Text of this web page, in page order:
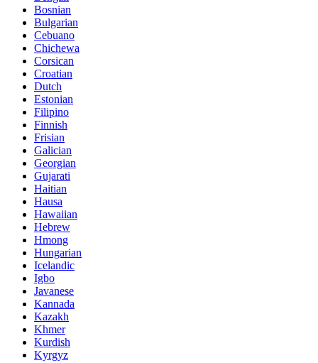
Bosnian
Bulgarian
Cebuano
Chichewa
Corsican
Croatian
Dutch
Estonian
Filipino
Finnish
Frisian
Galician
Georgian
Gujarati
Haitian
Hausa
Hawaiian
Hebrew
Hmong
Hungarian
Icelandic
Igbo
Javanese
Kannada
Kazakh
Khmer
Kurdish
Kyrgyz